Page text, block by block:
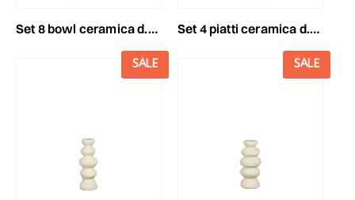
set 8 bowl ceramica d.9cm h.4 cm -layla- ocra/terra set 4 piatti ceramica d.27,5 cm h.2 cm -nusa- verde
SALE SALE